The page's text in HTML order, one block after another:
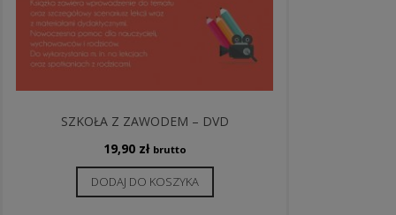
SZKOŁA Z ZAWODEM – DVD
19,90 zł brutto
DODAJ DO KOSZYKA